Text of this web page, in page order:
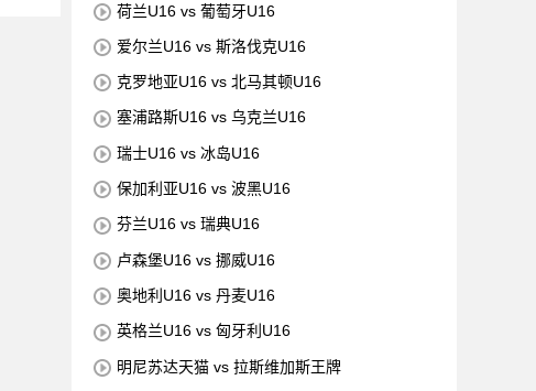
荷兰U16 vs 葡萄牙U16
爱尔兰U16 vs 斯洛伐克U16
克罗地亚U16 vs 北马其顿U16
塞浦路斯U16 vs 乌克兰U16
瑞士U16 vs 冰岛U16
保加利亚U16 vs 波黑U16
芬兰U16 vs 瑞典U16
卢森堡U16 vs 挪威U16
奥地利U16 vs 丹麦U16
英格兰U16 vs 匈牙利U16
明尼苏达天猫 vs 拉斯维加斯王牌